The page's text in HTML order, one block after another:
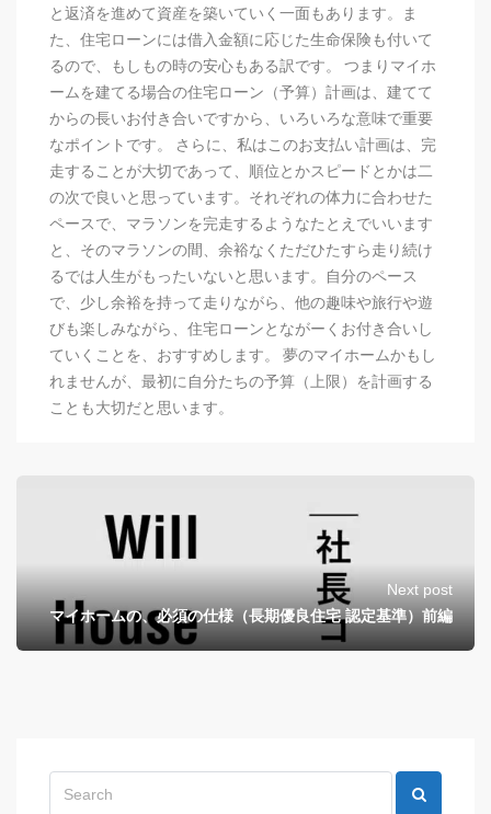
と返済を進めて資産を築いていく一面もあります。ま
た、住宅ローンには借入金額に応じた生命保険も付いて
るので、もしもの時の安心もある訳です。 つまりマイホ
ームを建てる場合の住宅ローン（予算）計画は、建てて
からの長いお付き合いですから、いろいろな意味で重要
なポイントです。 さらに、私はこのお支払い計画は、完
走することが大切であって、順位とかスピードとかは二
の次で良いと思っています。それぞれの体力に合わせた
ペースで、マラソンを完走するようなたとえでいいます
と、そのマラソンの間、余裕なくただひたすら走り続け
るでは人生がもったいないと思います。自分のペース
で、少し余裕を持って走りながら、他の趣味や旅行や遊
びも楽しみながら、住宅ローンとながーくお付き合いし
ていくことを、おすすめします。 夢のマイホームかもし
れませんが、最初に自分たちの予算（上限）を計画する
ことも大切だと思います。
Next post
マイホームの、必須の仕様（長期優良住宅 認定基準）前編